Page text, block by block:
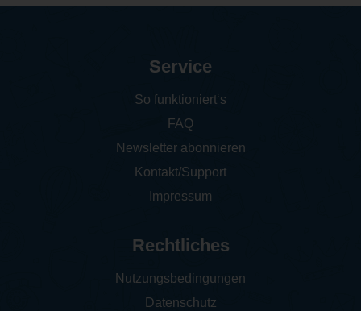
Service
So funktioniert‘s
FAQ
Newsletter abonnieren
Kontakt/Support
Impressum
Rechtliches
Nutzungsbedingungen
Datenschutz